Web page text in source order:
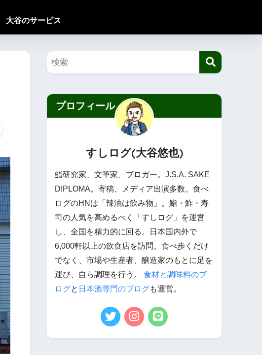
大谷のサービス
プロフィール
すしログ(大谷悠也)
鮨研究家、文筆家、ブロガー。J.S.A. SAKE
DIPLOMA。寄稿、メディア出演多数。食べ
ログのHNは「辣油は飲み物」。鮨・鮓・寿
司の人気を高めるべく「すしログ」を運営
し、全国を精力的に回る。日本国内外で
6,000軒以上の飲食店を訪問。食べ歩くだけ
でなく、市場や生産者、醸造家のもとに足を
運び、自ら調理を行う。 食材と調味料のブ
ログと 日本酒専門のブログも運営。